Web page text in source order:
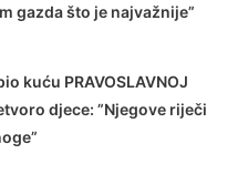
gazda što je najvažnije”
kuću PRAVOSLAVNOJ
djece: ”Njegove riječi